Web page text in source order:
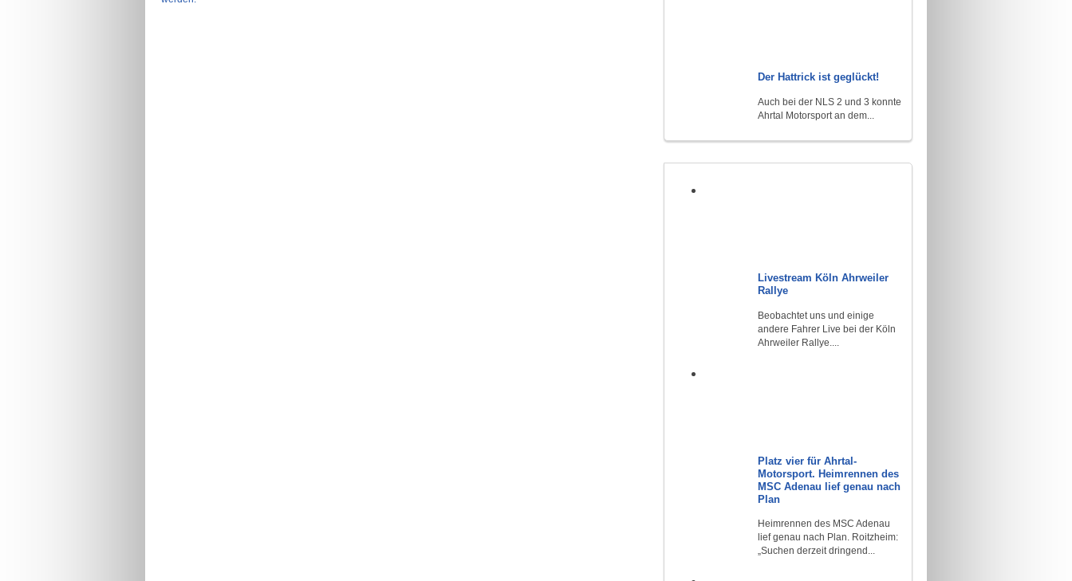
Der Hattrick ist geglückt!
Auch bei der NLS 2 und 3 konnte
Ahrtal Motorsport an dem...
Livestream Köln Ahrweiler
Rallye
Beobachtet uns und einige
andere Fahrer Live bei der Köln
Ahrweiler Rallye....
Platz vier für Ahrtal-
Motorsport. Heimrennen des
MSC Adenau lief genau nach
Plan
Heimrennen des MSC Adenau
lief genau nach Plan. Roitzheim:
„Suchen derzeit dringend...